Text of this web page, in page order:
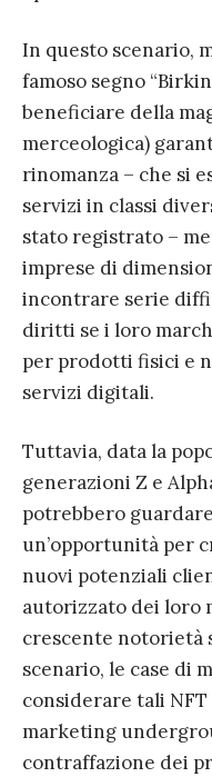
In questo scenario,
famoso segno
beneficiare della
merceologica)
rinomanza – che si
servizi in classi
stato registrato –
imprese di
incontrare serie
diritti se i loro
per prodotti fisici e
servizi digitali.
Tuttavia, data la
generazioni Z e
potrebbero
un’opportunità per
nuovi potenziali
autorizzato dei loro
crescente notorietà
scenario, le case di
considerare tali
marketing
contraffazione dei